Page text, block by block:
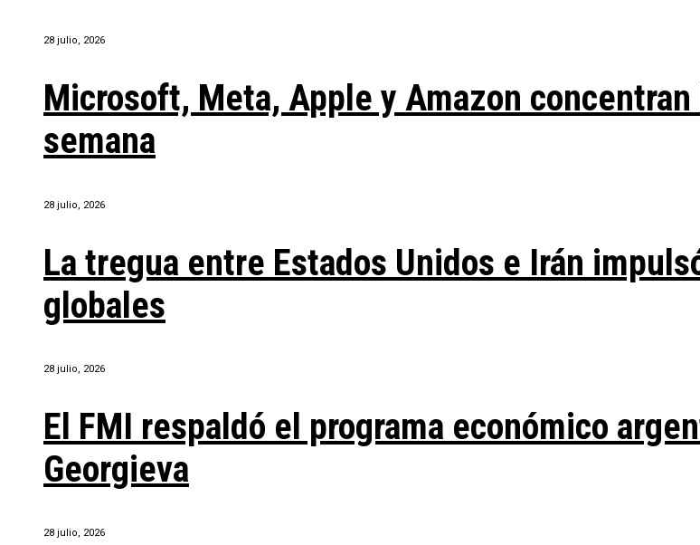
28 julio, 2026
Microsoft, Meta, Apple y Amazon
semana
28 julio, 2026
La tregua entre Estados Unidos e Irán
globales
28 julio, 2026
El FMI respaldó el programa económico
Georgieva
28 julio, 2026